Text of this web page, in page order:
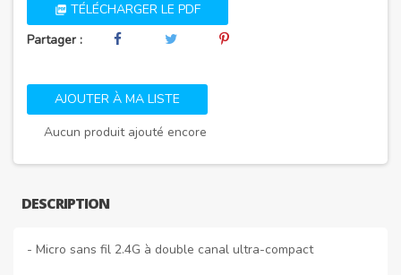
 TÉLÉCHARGER LE PDF
Partager :
AJOUTER À MA LISTE
Aucun produit ajouté encore
DESCRIPTION
- Micro sans fil 2.4G à double canal ultra-compact